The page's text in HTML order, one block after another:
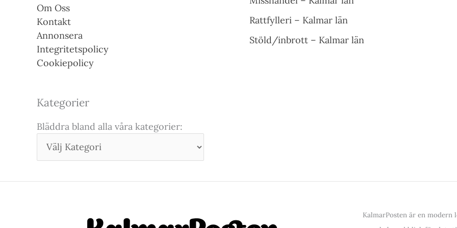
Om Oss
Kontakt
Annonsera
Integritetspolicy
Cookiepolicy
Kategorier
Bläddra bland alla våra kategorier:
Rattfylleri – Kalmar län
Stöld/inbrott – Kalmar län
KalmarPosten är en modern